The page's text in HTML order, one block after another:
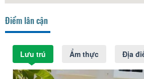
Điểm lân cận
Lưu trú Ẩm thực Địa